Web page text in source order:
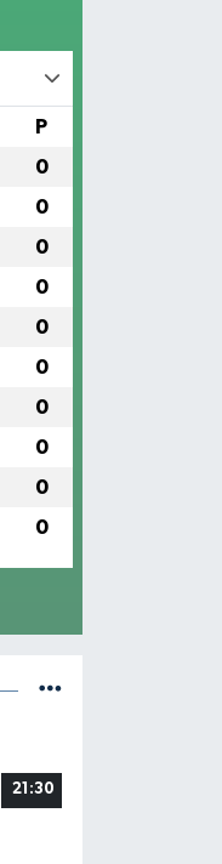
P
0
0
0
0
0
0
0
0
0
0
21:30